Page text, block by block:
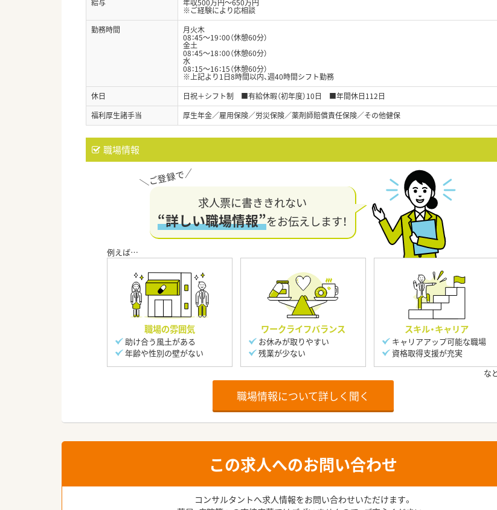
給与
年収500万円～650万円
※ご経験により応相談
勤務時間
月火木
08：45～19：00（休憩60分）
金土
08：45～18：00（休憩60分）
水
08：15～16：15（休憩60分）
※上記より1日8時間以内、週40時間シフト勤務
休日
日祝＋シフト制 ■有給休暇（初年度）10日 ■年間休日112日
福利厚生諸手当
厚生年金／雇用保険／労災保険／薬剤師賠償責任保険／その他健保
職場情報
求人票に書ききれない
“詳しい職場情報”をお伝えします！
職場の雰囲気
助け合う風土がある
年齢や性別の壁がない
ワークライフバランス
お休みが取りやすい
残業が少ない
スキル・キャリア
キャリアアップ可能な職場
資格取得支援が充実
職場情報について詳しく聞く
この求人へのお問い合わせ
コンサルタントへ求人情報をお問い合わせいただけます。